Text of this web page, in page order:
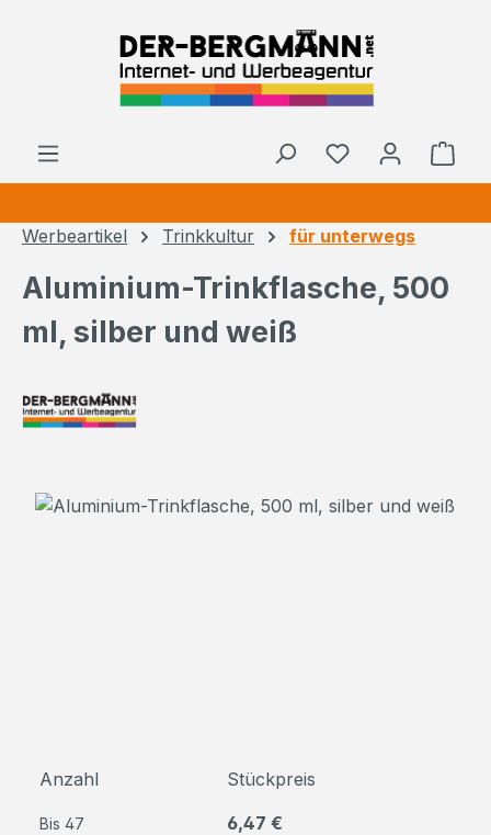
Werbeartikel Trinkkultur für unterwegs
Aluminium-Trinkflasche, 500
ml, silber und weiß
Bildergalerie überspringen
Anzahl Stückpreis
Bis 47 6,47 €